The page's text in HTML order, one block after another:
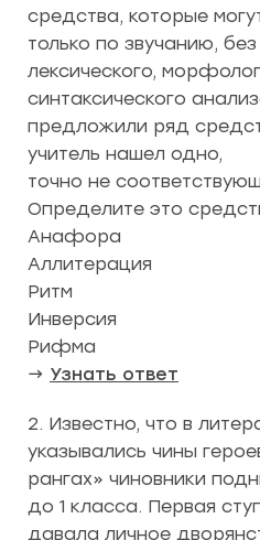
средства, которые
только по звучанию,
лексического,
синтаксического
предложили ряд
учитель нашел одно,
точно не
Определите это
Анафора
Аллитерация
Ритм
Инверсия
Рифма
→ Узнать ответ
2. Известно, что в
указывались чины
рангах» чиновники
до 1 класса. Первая
давала личное